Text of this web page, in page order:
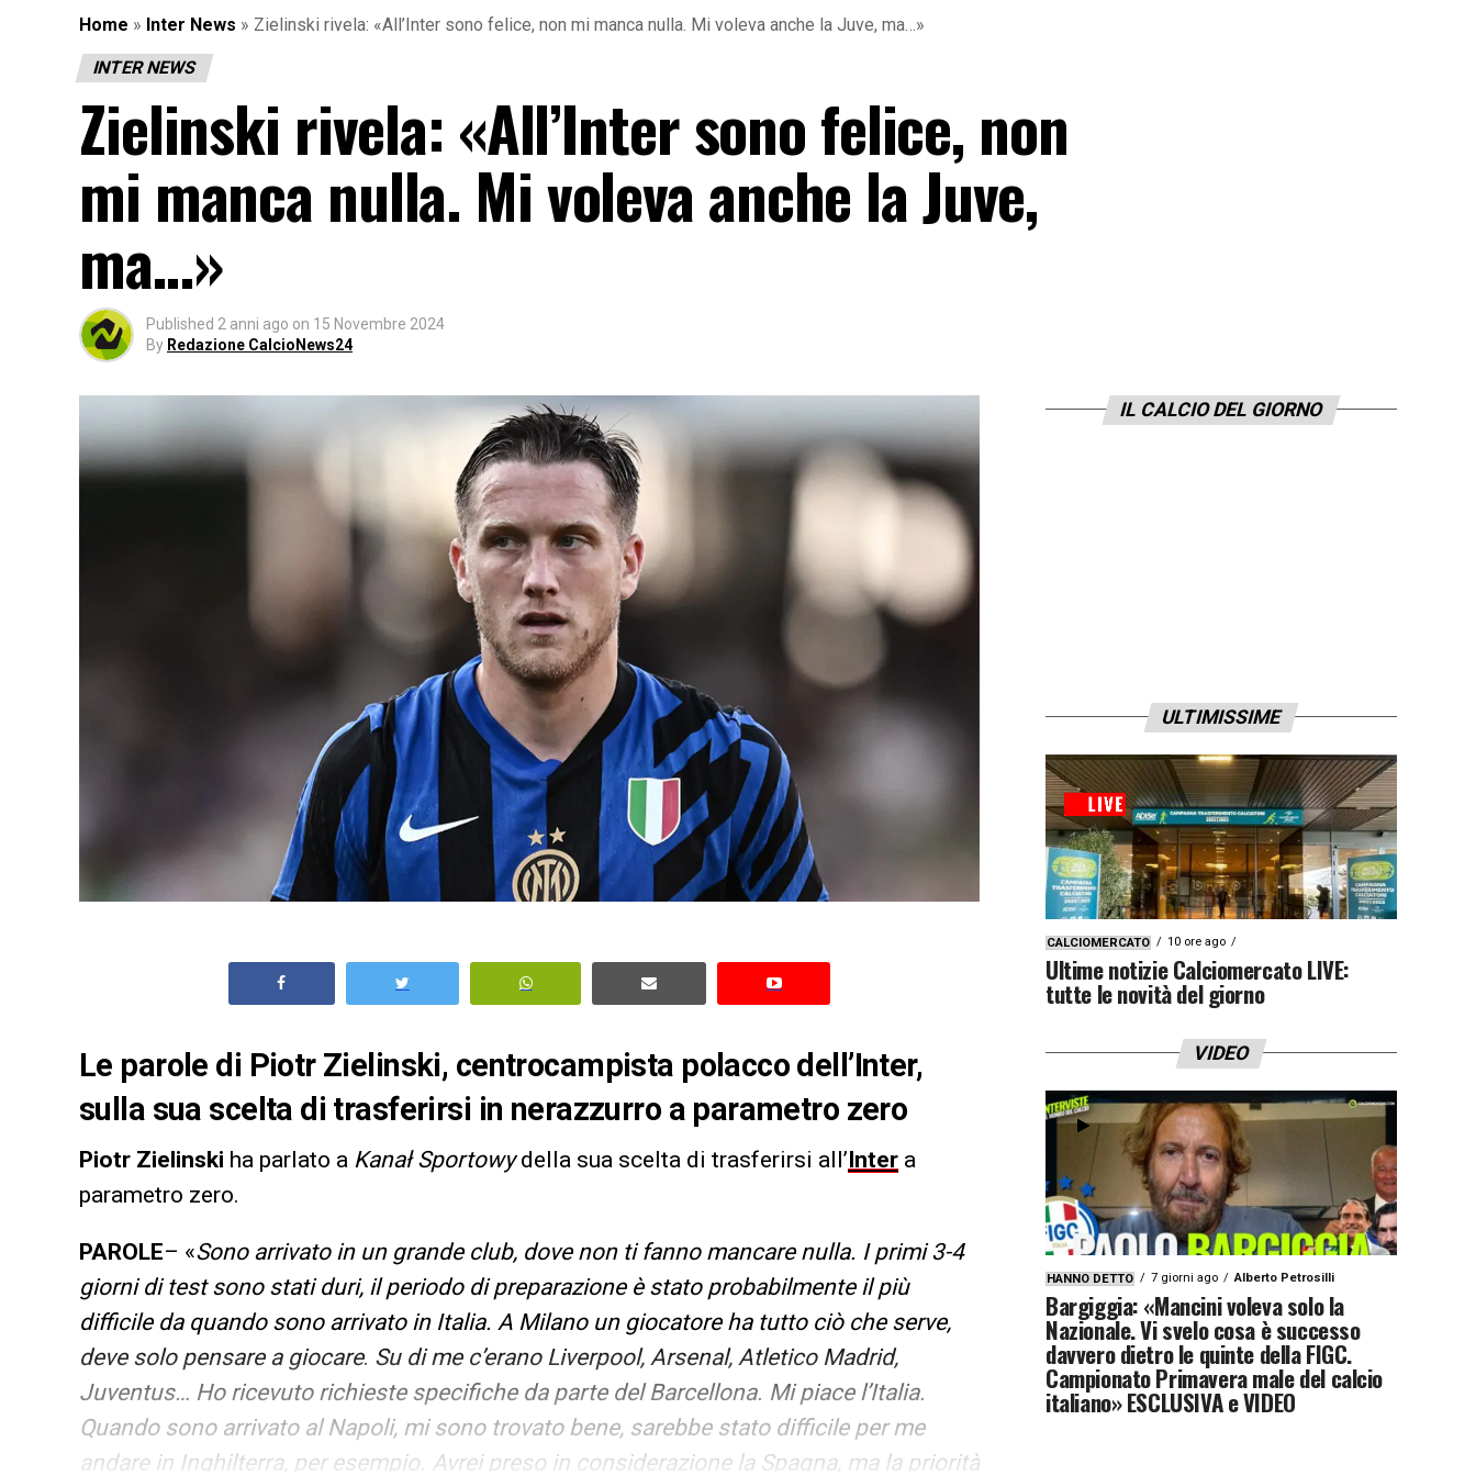
Home » Inter News » Zielinski rivela: «All’Inter sono felice, non mi manca nulla. Mi voleva anche la Juve, ma…»
INTER NEWS
Zielinski rivela: «All’Inter sono felice, non
mi manca nulla. Mi voleva anche la Juve,
ma…»
Published 2 anni ago on 15 Novembre 2024
By Redazione CalcioNews24
Le parole di Piotr Zielinski, centrocampista polacco dell’Inter,
sulla sua scelta di trasferirsi in nerazzurro a parametro zero
Piotr Zielinski ha parlato a Kanał Sportowydella sua scelta di trasferirsi all’Inter a
parametro zero.
PAROLE– «Sono arrivato in un grande club, dove non ti fanno mancare nulla. I primi 3-4
giorni di test sono stati duri, il periodo di preparazione è stato probabilmente il più
difficile da quando sono arrivato in Italia. A Milano un giocatore ha tutto ciò che serve,
deve solo pensare a giocare. Su di me c’erano Liverpool, Arsenal, Atletico Madrid,
Juventus… Ho ricevuto richieste specifiche da parte del Barcellona. Mi piace l’Italia.
Quando sono arrivato ​​al Napoli, mi sono trovato bene, sarebbe stato difficile per me
andare in Inghilterra, per esempio. Avrei preso in considerazione la Spagna, ma la priorità
IL CALCIO DEL GIORNO
ULTIMISSIME
CALCIOMERCATO 10 ore ago
Ultime notizie Calciomercato LIVE:
tutte le novità del giorno
VIDEO
HANNO DETTO 7 giorni ago Alberto Petrosilli
Bargiggia: «Mancini voleva solo la
Nazionale. Vi svelo cosa è successo
davvero dietro le quinte della FIGC.
Campionato Primavera male del calcio
italiano» ESCLUSIVA e VIDEO